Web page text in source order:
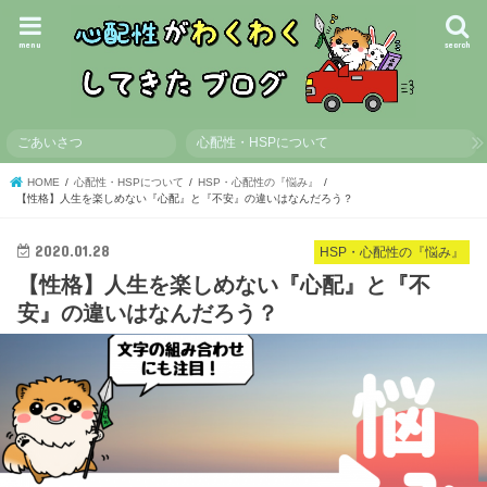
search
menu
ごあいさつ 心配性・HSPについて
HOME 心配性・HSPについて
HSP・心配性の『悩み』
【性格】人生を楽しめない『心配』と『不安』の違いはなんだろう？
HSP・心配性の『悩み』
2020.01.28
【性格】人生を楽しめない『心配』と『不
安』の違いはなんだろう？